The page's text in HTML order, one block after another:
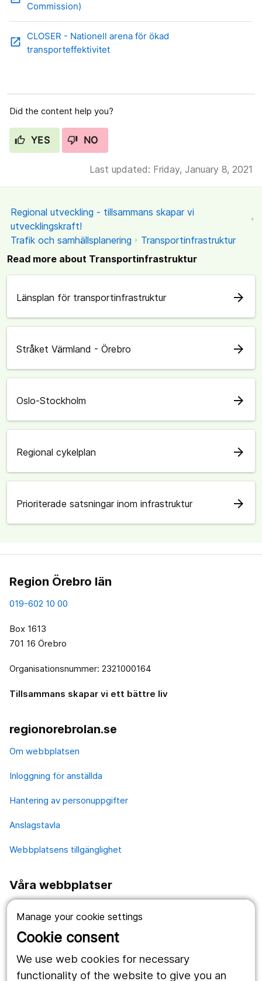
Manage your cookie settings
Cookie consent
We use web cookies for necessary
functionality of the website to give you an
Commission)
open_in_new
CLOSER - Nationell arena för ökad
transporteffektivitet
Did the content help you?
YES NO
Last updated: Friday, January 8, 2021
Regional utveckling - tillsammans skapar vi
utvecklingskraft!
Trafik och samhällsplanering
Transportinfrastruktur
Read more about Transportinfrastruktur
Länsplan för transportinfrastruktur arrow_forward
Stråket Värmland - Örebro arrow_forward
Oslo-Stockholm arrow_forward
Regional cykelplan arrow_forward
Prioriterade satsningar inom infrastruktur arrow_forward
Region Örebro län
019-602 10 00
Box 1613
701 16 Örebro
Organisationsnummer: 2321000164
Tillsammans skapar vi ett bättre liv
regionorebrolan.se
Om webbplatsen
Inloggning för anställda
Hantering av personuppgifter
Anslagstavla
Webbplatsens tillgänglighet
Våra webbplatser
Länstrafiken
Vårdgivare